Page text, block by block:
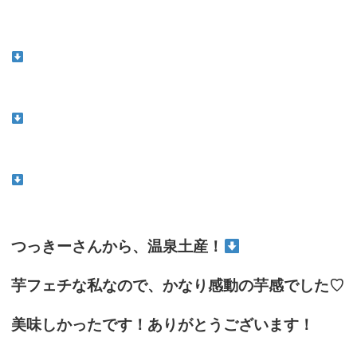
つっきーさんから、温泉土産！
芋フェチな私なので、かなり感動の芋感でした♡
美味しかったです！ありがとうございます！